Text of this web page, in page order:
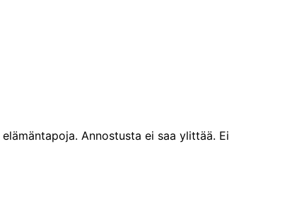
Annostusta ei saa ylittää. Ei